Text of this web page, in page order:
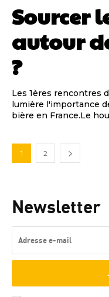
Sourcer
autour
?
Les 1ères rencontres
lumière l'importance
bière en France.Le
1 2
Newsletter